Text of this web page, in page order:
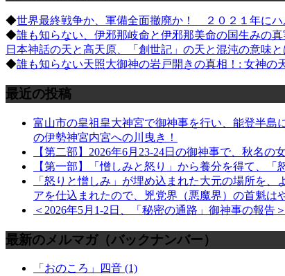
◆世界最終戦争か、軍備全面撤廃か！ ２０２１年に
◆誰も知らない、伊邪那岐命と伊邪那美命の国生みの
日本神話の天と高天原、「創世記」の天と混沌の意味
◆誰も知らない天照大御神の岩戸開きの真相！: 女神の
最近の投稿
富山市の皇祖皇大神宮で御神事を行い、能登半島
の伊勢神宮内宮への川曳き！
【第二部】2026年6月23-24日の御神事で、秋名
【第一部】「憎しみと怒り」から養分を得て、
「怒りと憎しみ」が埋め込まれた大元の場所を
アを仕込まれたので、兇党界（悪魔界）の首魁は
＜2026年5月1-2日、「秘密の通路」御神事の報
最新のメルマガ（バックナンバー）
「おのころ」四音 (1)